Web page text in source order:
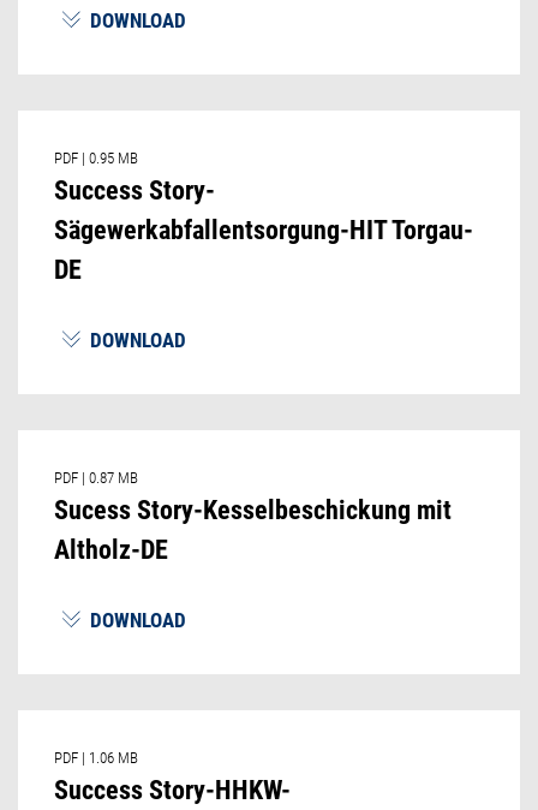
DOWNLOAD
PDF | 0.95 MB
Success Story-
Sägewerkabfallentsorgung-HIT Torgau-
DE
DOWNLOAD
PDF | 0.87 MB
Sucess Story-Kesselbeschickung mit
Altholz-DE
DOWNLOAD
PDF | 1.06 MB
Success Story-HHKW-